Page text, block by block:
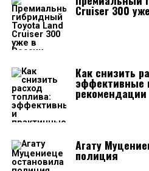
Cruiser 300
Как снизить
эффективные
рекомендации
Агату
полиция